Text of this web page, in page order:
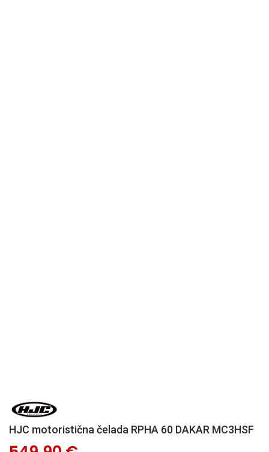
HJC motoristična čelada RPHA 60 DAKAR MC3HSF